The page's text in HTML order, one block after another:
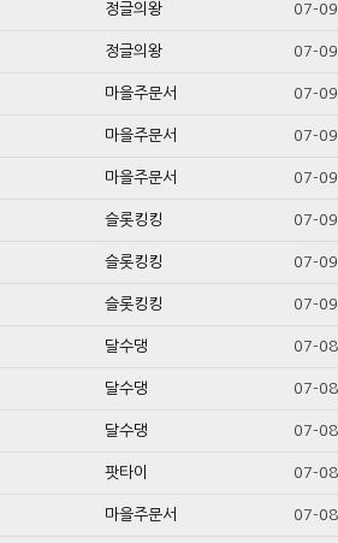
정글의왕 07-09
정글의왕 07-09
마을주문서 07-09
마을주문서 07-09
마을주문서 07-09
슬롯킹킹 07-09
슬롯킹킹 07-09
슬롯킹킹 07-09
달수댕 07-08
달수댕 07-08
달수댕 07-08
팟타이 07-08
마을주문서 07-08